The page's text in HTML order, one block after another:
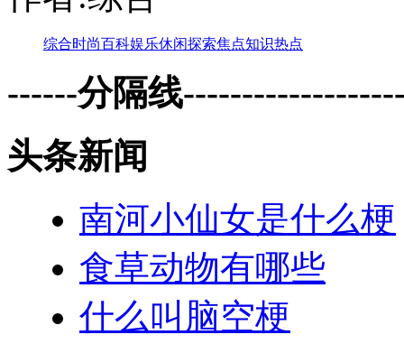
综合时尚百科娱乐休闲探索焦点知识热点
------分隔线
头条新闻
南河小仙女是什么梗
食草动物有哪些
什么叫脑空梗